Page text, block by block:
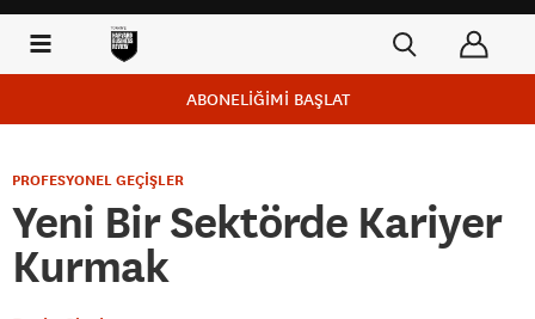
ABONELİĞİMİ BAŞLAT
PROFESYONEL GEÇİŞLER
Yeni Bir Sektörde Kariyer
Kurmak